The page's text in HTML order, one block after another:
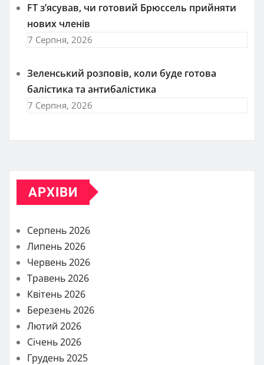
FT зʼясував, чи готовий Брюссель прийняти
нових членів
7 Серпня, 2026
Зеленський розповів, коли буде готова
балістика та антибалістика
7 Серпня, 2026
АРХІВИ
Серпень 2026
Липень 2026
Червень 2026
Травень 2026
Квітень 2026
Березень 2026
Лютий 2026
Січень 2026
Грудень 2025